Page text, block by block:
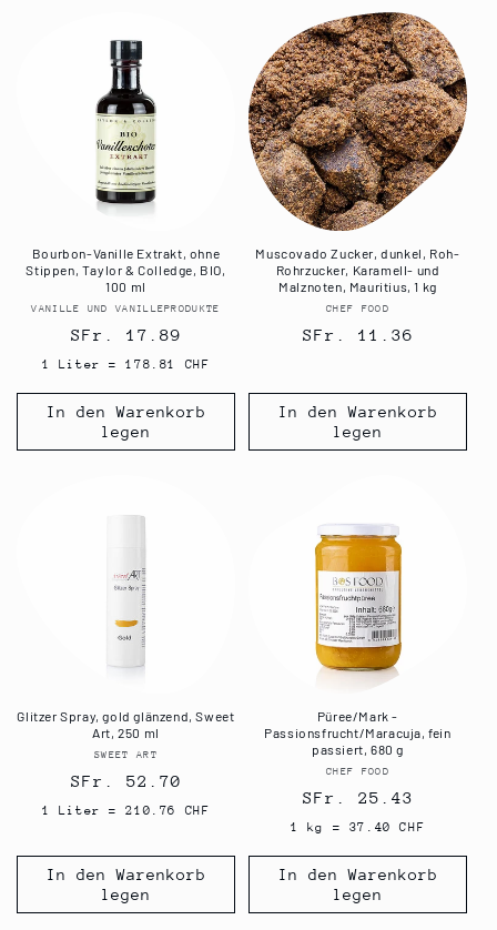
Bourbon-Vanille Extrakt, ohne
Stippen, Taylor & Colledge, BIO,
100 ml
Anbieter:
VANILLE UND VANILLEPRODUKTE
Normaler
Preis
SFr. 17.89
1 Liter = 178.81 CHF
In den Warenkorb
legen
Muscovado Zucker, dunkel, Roh-
Rohrzucker, Karamell- und
Malznoten, Mauritius, 1 kg
Anbieter:
CHEF FOOD
Normaler
SFr. 11.36
In den Warenkorb
legen
Glitzer Spray, gold glänzend, Sweet
Art, 250 ml
Anbieter:
SWEET ART
Normaler
Preis
SFr. 52.70
1 Liter = 210.76 CHF
In den Warenkorb
legen
Püree/Mark -
Passionsfrucht/Maracuja, fein
passiert, 680 g
Anbieter:
CHEF FOOD
Normaler
Preis
SFr. 25.43
1 kg = 37.40 CHF
In den Warenkorb
legen